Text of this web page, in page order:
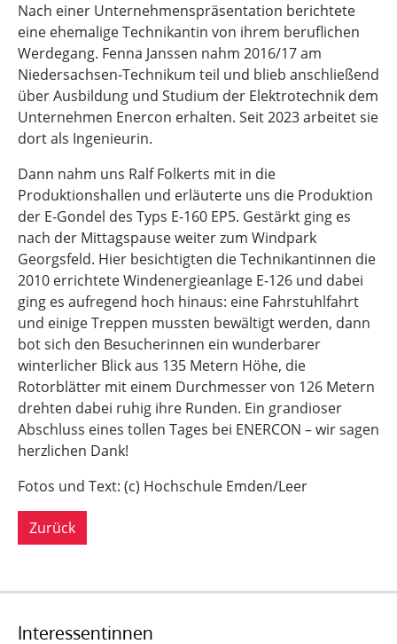
Nach einer Unternehmenspräsentation berichtete
eine ehemalige Technikantin von ihrem beruflichen
Werdegang. Fenna Janssen nahm 2016/17 am
Niedersachsen-Technikum teil und blieb anschließend
über Ausbildung und Studium der Elektrotechnik dem
Unternehmen Enercon erhalten. Seit 2023 arbeitet sie
dort als Ingenieurin.
Dann nahm uns Ralf Folkerts mit in die
Produktionshallen und erläuterte uns die Produktion
der E-Gondel des Typs E-160 EP5. Gestärkt ging es
nach der Mittagspause weiter zum Windpark
Georgsfeld. Hier besichtigten die Technikantinnen die
2010 errichtete Windenergieanlage E-126 und dabei
ging es aufregend hoch hinaus: eine Fahrstuhlfahrt
und einige Treppen mussten bewältigt werden, dann
bot sich den Besucherinnen ein wunderbarer
winterlicher Blick aus 135 Metern Höhe, die
Rotorblätter mit einem Durchmesser von 126 Metern
drehten dabei ruhig ihre Runden. Ein grandioser
Abschluss eines tollen Tages bei ENERCON – wir sagen
herzlichen Dank!
Fotos und Text: (c) Hochschule Emden/Leer
Zurück
Interessentinnen